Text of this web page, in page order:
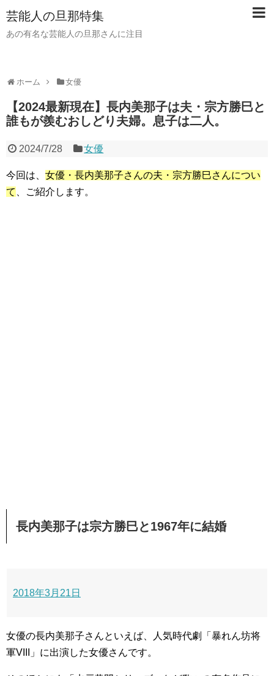
芸能人の旦那特集
あの有名な芸能人の旦那さんに注目
ホーム 女優
【2024最新現在】長内美那子は夫・宗方勝巳と
誰もが羨むおしどり夫婦。息子は二人。
2024/7/28 女優
今回は、 女優・長内美那子さんの夫・宗方勝巳さんについ
て
、ご紹介します。
長内美那子は宗方勝巳と1967年に結婚
2018年3月21日
女優の長内美那子さんといえば、人気時代劇「暴れん坊将
軍VIII」に出演した女優さんです。